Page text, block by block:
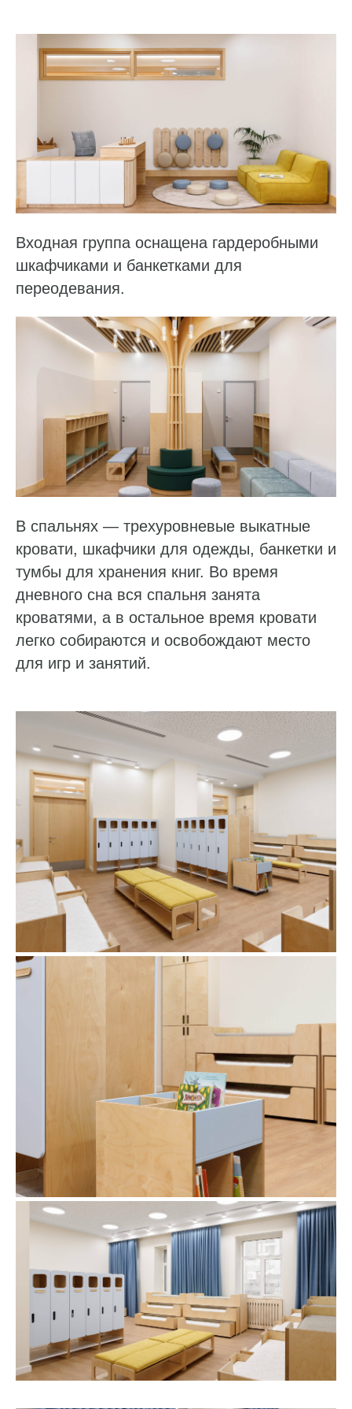
Входная группа оснащена гардеробными
шкафчиками и банкетками для
переодевания.
В спальнях — трехуровневые выкатные
кровати, шкафчики для одежды, банкетки и
тумбы для хранения книг. Во время
дневного сна вся спальня занята
кроватями, а в остальное время кровати
легко собираются и освобождают место
для игр и занятий.